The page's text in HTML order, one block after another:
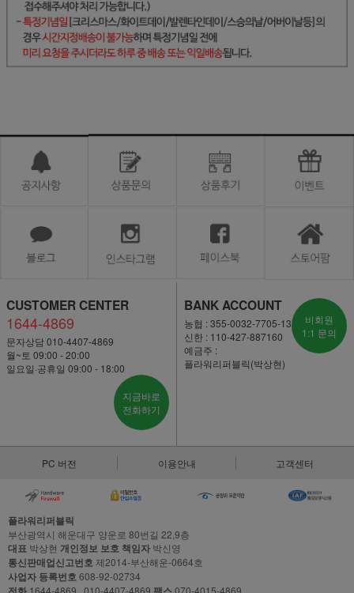
CUSTOMER CENTER
1644-4869
문자상담 010-4407-4869
월~토 09:00 - 20:00
일요일·공휴일 09:00 - 18:00
지금바로
전화하기
BANK ACCOUNT
농협 : 355-0032-7705-13
신한 : 110-427-887160
예금주 :
플라워리퍼블릭(박상현)
비회원
1:1 문의
PC 버전 이용안내 고객센터
플라워리퍼블릭
부산광역시 해운대구 양운로 80번길 22,9층
대표 박상현 개인정보 보호 책임자 박신영
통신판매업신고번호제2014-부산해운-0664호
사업자 등록번호608-92-02734